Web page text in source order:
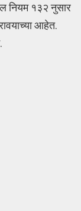
नियम १३२ नुसार
आहेत.